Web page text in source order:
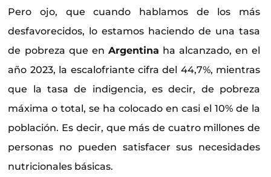
Pero ojo, que cuando hablamos de los más
desfavorecidos, lo estamos haciendo de una tasa
de pobreza que en Argentina ha alcanzado, en el
año 2023, la escalofriante cifra del 44,7%, mientras
que la tasa de indigencia, es decir, de pobreza
máxima o total, se ha colocado en casi el 10% de la
población. Es decir, que más de cuatro millones de
personas no pueden satisfacer sus necesidades
nutricionales básicas.